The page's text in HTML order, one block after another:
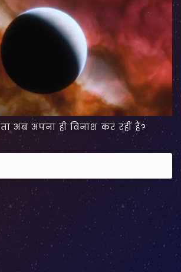
अब अपना ही विनाश कर रहीं हैं?